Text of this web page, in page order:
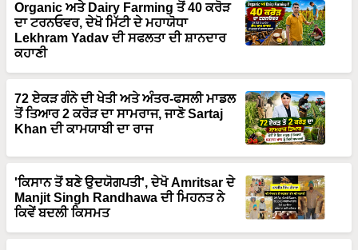
Organic ਅਤੇ Dairy Farming ਤੋਂ 40 ਕਰੋੜ
ਦਾ ਟਰਨਓਵਰ, ਦੇਖੋ ਮਿੱਟੀ ਦੇ ਮਹਾਯੋਧਾ
Lekhram Yadav ਦੀ ਸਫਲਤਾ ਦੀ ਸ਼ਾਨਦਾਰ
ਕਹਾਣੀ
72 ਏਕੜ ਗੰਨੇ ਦੀ ਖੇਤੀ ਅਤੇ ਅੰਤਰ-ਫਸਲੀ ਮਾਡਲ
ਤੋਂ ਤਿਆਰ 2 ਕਰੋੜ ਦਾ ਸਾਮਰਾਜ, ਜਾਣੋ Sartaj
Khan ਦੀ ਕਾਮਯਾਬੀ ਦਾ ਰਾਜ
'ਕਿਸਾਨ ਤੋਂ ਬਣੇ ਉਦਯੋਗਪਤੀ', ਦੇਖੋ Amritsar ਦੇ
Manjit Singh Randhawa ਦੀ ਮਿਹਨਤ ਨੇ
ਕਿਵੇਂ ਬਦਲੀ ਕਿਸਮਤ